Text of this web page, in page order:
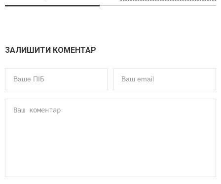
ЗАЛИШИТИ КОМЕНТАР